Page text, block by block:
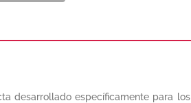
desarrollado específicamente para los